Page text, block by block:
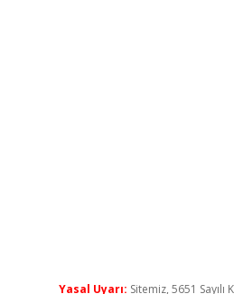
Yasal Uyarı: Sitemiz, 5651